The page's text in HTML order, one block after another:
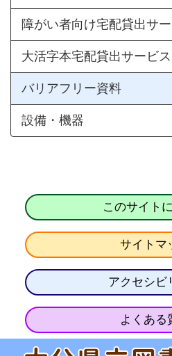
障がい者向け宅配貸出サ
大活字本宅配貸出サービス
バリアフリー資料
設備・機器
このサイト
サイトマ
アクセシビ
よくある